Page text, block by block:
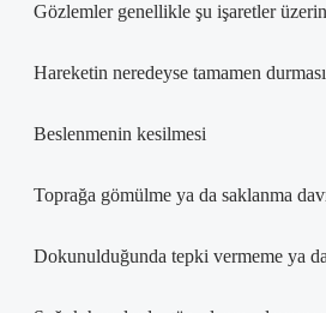
Gözlemler genellikle şu işaretler
Hareketin neredeyse tamamen durması
Beslenmenin kesilmesi
Toprağa gömülme ya da saklanma
Dokunulduğunda tepki vermeme ya